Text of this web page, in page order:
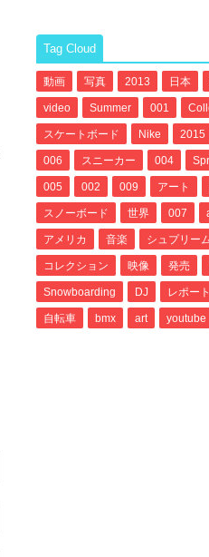
Tag Cloud
動画 写真 2013 日本
video Summer 001
スケートボード Nike 2015
006 スニーカー 004
005 002 009 アート
スノーボード 世界 007
アメリカ 音楽 シュプリー
コレクション 映像 発売
Snowboarding DJ レポート
自転車 bmx art youtube